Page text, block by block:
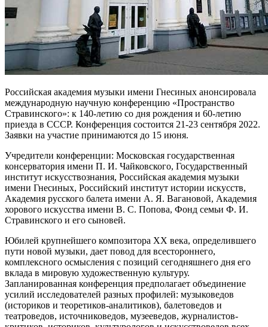
Российская академия музыки имени Гнесиных анонсировала
международную научную конференцию «Пространство
Стравинского»: к 140-летию со дня рождения и 60-летию
приезда в СССР. Конференция состоится 21-23 сентября 2022.
Заявки на участие принимаются до 15 июня.
Учредители конференции: Московская государственная
консерватория имени П. И. Чайковского, Государственный
институт искусствознания, Российская академия музыки
имени Гнесиных, Российский институт истории искусств,
Академия русского балета имени А. Я. Вагановой, Академия
хорового искусства имени В. С. Попова, Фонд семьи Ф. И.
Стравинского и его сыновей.
Юбилей крупнейшего композитора XX века, определившего
пути новой музыки, дает повод для всестороннего,
комплексного осмысления с позиций сегодняшнего дня его
вклада в мировую художественную культуру.
Запланированная конференция предполагает объединение
усилий исследователей разных профилей: музыковедов
(историков и теоретиков-аналитиков), балетоведов и
театроведов, источниковедов, музееведов, журналистов-